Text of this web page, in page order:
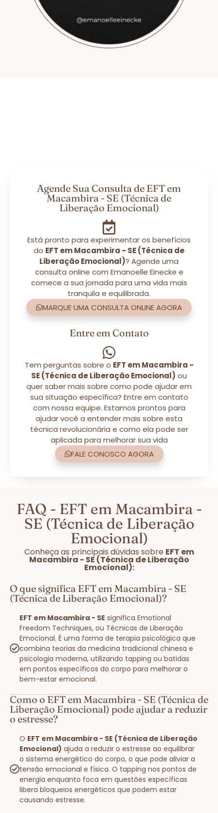
Agende Sua Consulta de EFT em
Macambira - SE (Técnica de
Liberação Emocional)
Está pronto para experimentar os benefícios
do EFT em Macambira - SE (Técnica de
Liberação Emocional)? Agende uma
consulta online com Emanoelle Einecke e
comece a sua jornada para uma vida mais
tranquila e equilibrada.
MARQUE UMA CONSULTA ONLINE AGORA
Entre em Contato
Tem perguntas sobre o EFT em Macambira -
SE (Técnica de Liberação Emocional) ou
quer saber mais sobre como pode ajudar em
sua situação específica? Entre em contato
com nossa equipe. Estamos prontos para
ajudar você a entender mais sobre esta
técnica revolucionária e como ela pode ser
aplicada para melhorar sua vida
FALE CONOSCO AGORA
FAQ - EFT em Macambira -
SE (Técnica de Liberação
Emocional)
Conheça as principais dúvidas sobre EFT em
Macambira - SE (Técnica de Liberação
Emocional):
O que significa EFT em Macambira - SE
(Técnica de Liberação Emocional)?
EFT em Macambira - SE significa Emotional
Freedom Techniques, ou Técnicas de Liberação
Emocional. É uma forma de terapia psicológica que
combina teorias da medicina tradicional chinesa e
psicologia moderna, utilizando tapping ou batidas
em pontos específicos do corpo para melhorar o
bem-estar emocional.
Como o EFT em Macambira - SE (Técnica de
Liberação Emocional) pode ajudar a reduzir
o estresse?
O EFT em Macambira - SE (Técnica de Liberação
Emocional) ajuda a reduzir o estresse ao equilibrar
o sistema energético do corpo, o que pode aliviar a
tensão emocional e física. O tapping nos pontos de
energia enquanto foca em questões específicas
libera bloqueios energéticos que podem estar
causando estresse.